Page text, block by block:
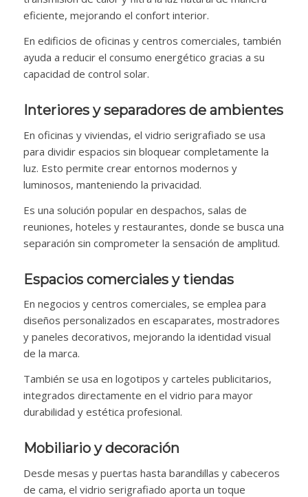
eficiente, mejorando el confort interior.
En edificios de oficinas y centros comerciales, también
ayuda a reducir el consumo energético gracias a su
capacidad de control solar.
Interiores y separadores de ambientes
En oficinas y viviendas, el vidrio serigrafiado se usa
para dividir espacios sin bloquear completamente la
luz. Esto permite crear entornos modernos y
luminosos, manteniendo la privacidad.
Es una solución popular en despachos, salas de
reuniones, hoteles y restaurantes, donde se busca una
separación sin comprometer la sensación de amplitud.
Espacios comerciales y tiendas
En negocios y centros comerciales, se emplea para
diseños personalizados en escaparates, mostradores
y paneles decorativos, mejorando la identidad visual
de la marca.
También se usa en logotipos y carteles publicitarios,
integrados directamente en el vidrio para mayor
durabilidad y estética profesional.
Mobiliario y decoración
Desde mesas y puertas hasta barandillas y cabeceros
de cama, el vidrio serigrafiado aporta un toque